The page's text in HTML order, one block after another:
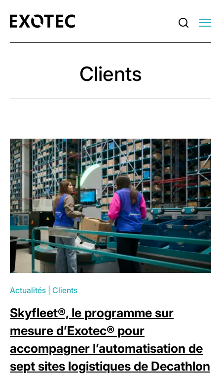
Clients
Actualités Clients
Skyfleet®, le programme sur
mesure d’Exotec® pour
accompagner l’automatisation de
sept sites logistiques de Decathlon